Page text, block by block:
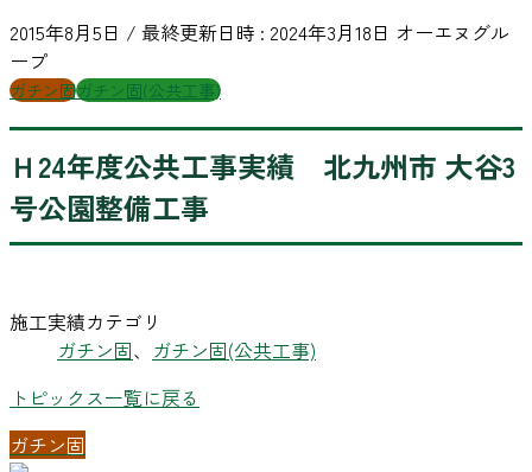
2015年8月5日 / 最終更新日時 : 2024年3月18日 オーエヌグル
ープ
ガチン固ガチン固(公共工事)
Ｈ24年度公共工事実績 北九州市 大谷3
号公園整備工事
施工実績カテゴリ
ガチン固、 ガチン固(公共工事)
トピックス一覧に戻る
ガチン固